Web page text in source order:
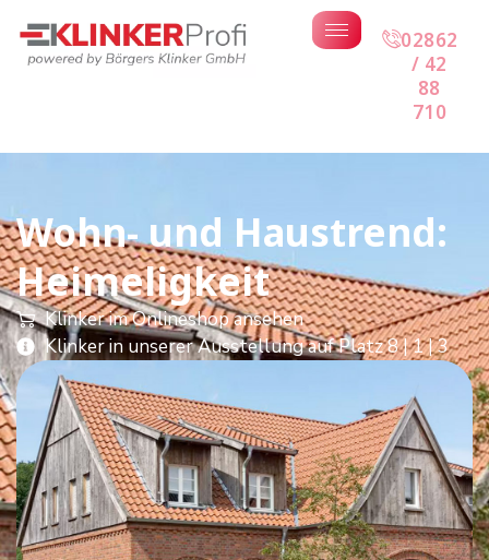
02862
/ 42
88
710
Wohn- und Haustrend:
Heimeligkeit
Klinker im Onlineshop ansehen
Klinker in unserer Ausstellung auf Platz 8 | 1 | 3